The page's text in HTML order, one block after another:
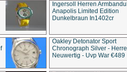
Ingersoll Herren
Anapolis Limited Edition
Dunkelbraun In1402cr
Oakley Detonator Sport
Chronograph Silver -
Neuwertig - Uvp War €489